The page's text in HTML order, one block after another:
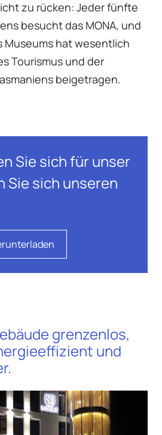
zu rücken: Jeder fünfte
besucht das MONA, und
Museums hat wesentlich
Tourismus und der
beigetragen.
Sie sich für unser
Sie sich unseren
grenzenlos,
und